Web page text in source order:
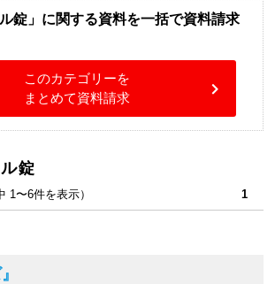
ル錠」に関する資料を一括で資料請求
このカテゴリーを
まとめて資料請求
錠
1〜6件を表示） 1